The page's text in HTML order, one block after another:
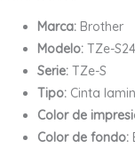
Marca: Brother
Modelo: TZe-
Serie: TZe-S
Tipo: Cinta
Color de
Color de fondo: